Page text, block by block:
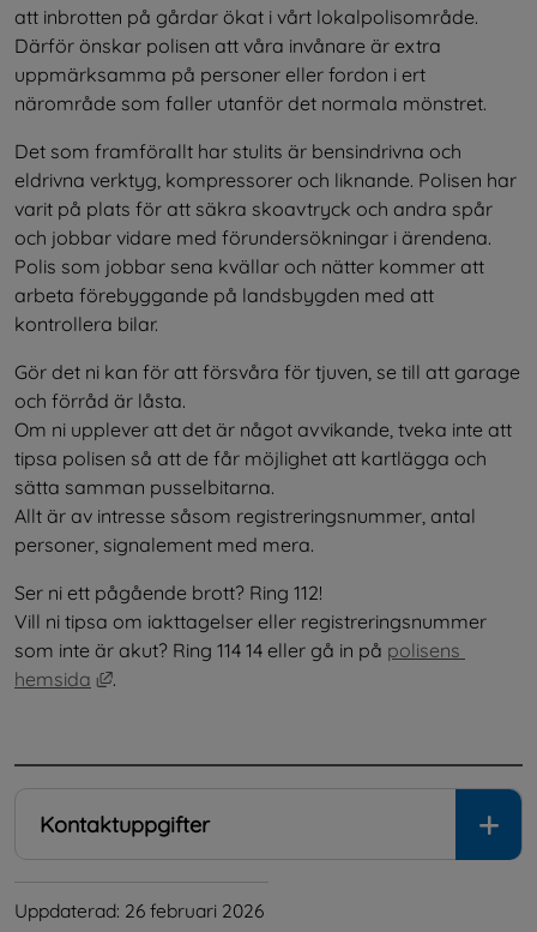
att inbrotten på gårdar ökat i vårt lokalpolisområde.
Därför önskar polisen att våra invånare är extra
uppmärksamma på personer eller fordon i ert
närområde som faller utanför det normala mönstret.
Det som framförallt har stulits är bensindrivna och
eldrivna verktyg, kompressorer och liknande. Polisen har
varit på plats för att säkra skoavtryck och andra spår
och jobbar vidare med förundersökningar i ärendena.
Polis som jobbar sena kvällar och nätter kommer att
arbeta förebyggande på landsbygden med att
kontrollera bilar.
Gör det ni kan för att försvåra för tjuven, se till att garage
och förråd är låsta.
Om ni upplever att det är något avvikande, tveka inte att
tipsa polisen så att de får möjlighet att kartlägga och
sätta samman pusselbitarna.
Allt är av intresse såsom registreringsnummer, antal
personer, signalement med mera.
Ser ni ett pågående brott? Ring 112!
Vill ni tipsa om iakttagelser eller registreringsnummer
som inte är akut? Ring 114 14 eller gå in på polisens
hemsida
Länk till annan webbplats, öppnas i nytt fönster.
.
Kontaktuppgifter
Uppdaterad: 26 februari 2026